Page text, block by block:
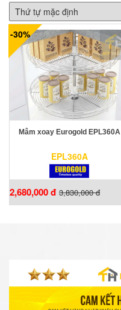
-30%
Mâm xoay Eurogold EPL360A
EPL360A
2,680,000 đ 3,830,000 đ